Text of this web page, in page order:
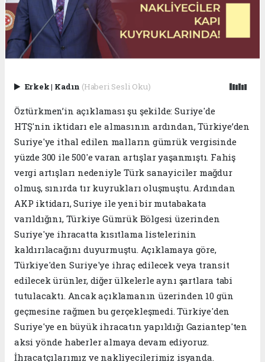
Erkek| Kadın (Haberi Sesli Oku)
Öztürkmen’in açıklaması şu şekilde: Suriye'de
HTŞ'nin iktidarı ele almasının ardından, Türkiye’den
Suriye'ye ithal edilen malların gümrük vergisinde
yüzde 300 ile 500'e varan artışlar yaşanmıştı. Fahiş
vergi artışları nedeniyle Türk sanayiciler mağdur
olmuş, sınırda tır kuyrukları oluşmuştu. Ardından
AKP iktidarı, Suriye ile yeni bir mutabakata
varıldığını, Türkiye Gümrük Bölgesi üzerinden
Suriye'ye ihracatta kısıtlama listelerinin
kaldırılacağını duyurmuştu. Açıklamaya göre,
Türkiye'den Suriye'ye ihraç edilecek veya transit
edilecek ürünler, diğer ülkelerle aynı şartlara tabi
tutulacaktı. Ancak açıklamanın üzerinden 10 gün
geçmesine rağmen bu gerçekleşmedi. Türkiye'den
Suriye'ye en büyük ihracatın yapıldığı Gaziantep'ten
aksi yönde haberler almaya devam ediyoruz.
İhracatçılarımız ve nakliyecilerimiz isyanda.